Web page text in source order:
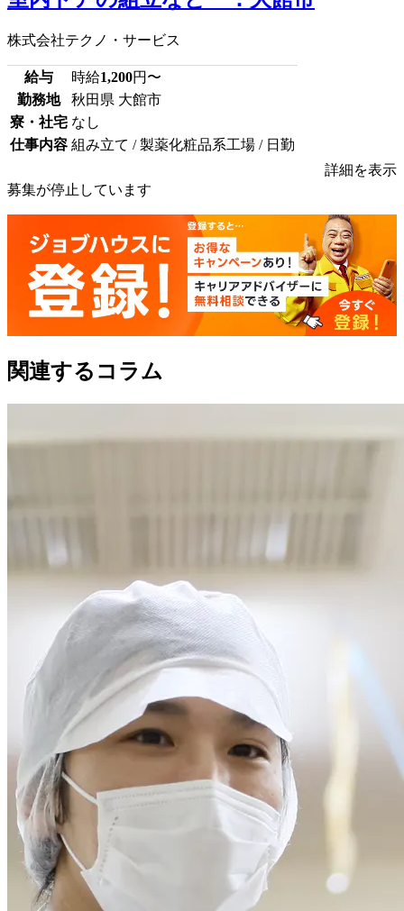
株式会社テクノ・サービス
給与 時給1,200円〜
勤務地
秋田県 大館市
寮・社宅 なし
仕事内容 組み立て / 製薬化粧品系工場 / 日勤
詳細を表示
募集が停止しています
関連するコラム